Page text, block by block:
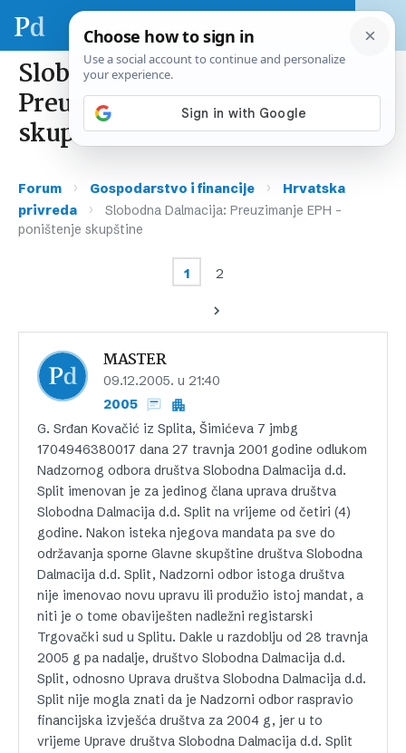
Slobodna Dalmacija:
Preuzimanje EPH – poništenje
skupštine
Forum › Gospodarstvo i financije ›
Hrvatska
privreda
›
Slobodna Dalmacija: Preuzimanje EPH –
poništenje skupštine
1 2
MASTER
09.12.2005. u 21:40
2005
G. Srđan Kovačić iz Splita, Šimićeva 7 jmbg
1704946380017 dana 27 travnja 2001 godine odlukom
Nadzornog odbora društva Slobodna Dalmacija d.d.
Split imenovan je za jedinog člana uprava društva
Slobodna Dalmacija d.d. Split na vrijeme od četiri (4)
godine. Nakon isteka njegova mandata pa sve do
održavanja sporne Glavne skupštine društva Slobodna
Dalmacija d.d. Split, Nadzorni odbor istoga društva
nije imenovao novu upravu ili produžio istoj mandat, a
niti je o tome obaviješten nadležni registarski
Trgovački sud u Splitu. Dakle u razdoblju od 28 travnja
2005 g pa nadalje, društvo Slobodna Dalmacija d.d.
Split, odnosno Uprava društva Slobodna Dalmacija d.d.
Split nije mogla znati da je Nadzorni odbor raspravio
financijska izvješća društva za 2004 g, jer u to
vrijeme Uprave društva Slobodna Dalmacija d.d. Split